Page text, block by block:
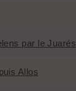
par le Juarés
Allos